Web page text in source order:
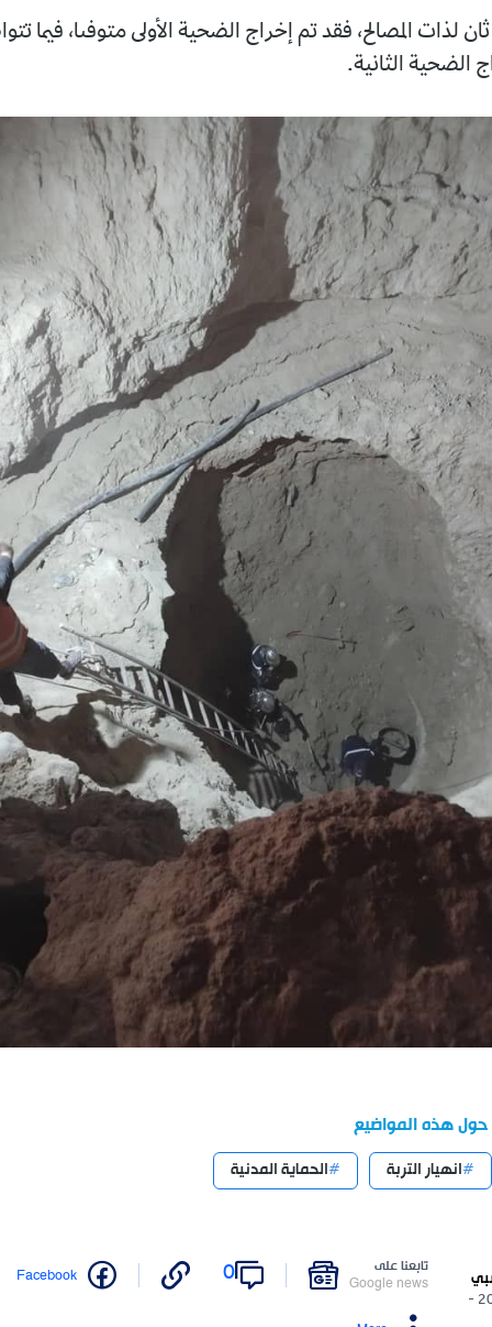
فقد تم إخراج الضحية الأولى متوفىا، فيما تتواصل الجهود
الحماية المدنية
Google
0
Facebook
Twitter